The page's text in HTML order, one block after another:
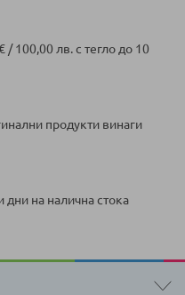
/ 100,00 лв. с тегло до 10
продукти винаги
дни на налична стока